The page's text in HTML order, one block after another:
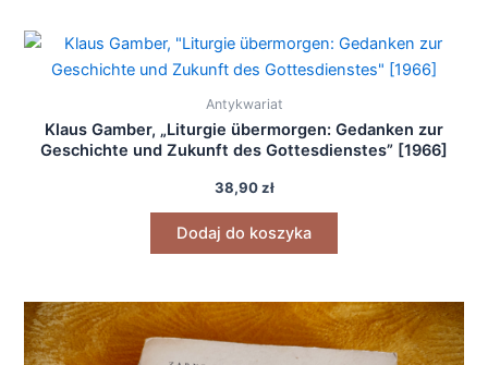
Antykwariat
Klaus Gamber, „Liturgie übermorgen: Gedanken zur
Geschichte und Zukunft des Gottesdienstes” [1966]
38,90zł
Dodaj do koszyka